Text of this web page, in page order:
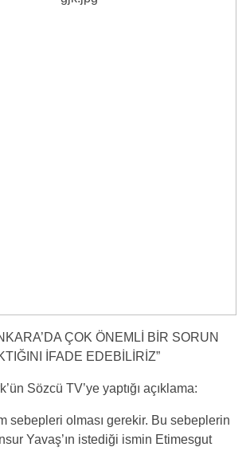
ÇOK ÖNEMLİ BİR SORUN
İFADE EDEBİLİRİZ”
Sözcü TV’ye yaptığı açıklama:
sebepleri olması gerekir. Bu sebeplerin
Yavaş’ın istediği ismin Etimesgut